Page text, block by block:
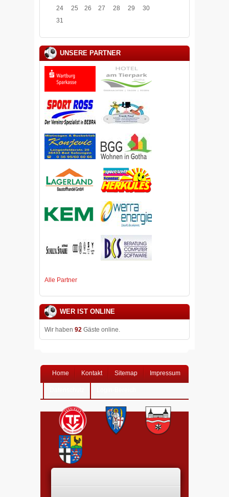
24
25 26 27 28 29
30
31
UNSERE PARTNER
Alle Partner
WER IST ONLINE
Wir haben 92 Gäste online.
Home Kontakt Sitemap Impressum